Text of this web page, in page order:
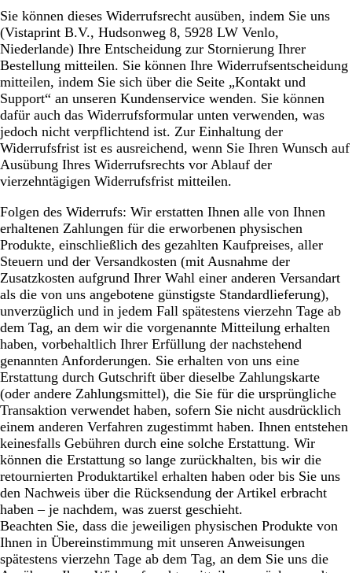
Sie können dieses Widerrufsrecht ausüben, indem Sie uns
(Vistaprint B.V., Hudsonweg 8, 5928 LW Venlo,
Niederlande) Ihre Entscheidung zur Stornierung Ihrer
Bestellung mitteilen. Sie können Ihre Widerrufsentscheidung
mitteilen, indem Sie sich über die Seite „Kontakt und
Support“ an unseren Kundenservice wenden. Sie können
dafür auch das Widerrufsformular unten verwenden, was
jedoch nicht verpflichtend ist. Zur Einhaltung der
Widerrufsfrist ist es ausreichend, wenn Sie Ihren Wunsch auf
Ausübung Ihres Widerrufsrechts vor Ablauf der
vierzehntägigen Widerrufsfrist mitteilen.
Folgen des Widerrufs: Wir erstatten Ihnen alle von Ihnen
erhaltenen Zahlungen für die erworbenen physischen
Produkte, einschließlich des gezahlten Kaufpreises, aller
Steuern und der Versandkosten (mit Ausnahme der
Zusatzkosten aufgrund Ihrer Wahl einer anderen Versandart
als die von uns angebotene günstigste Standardlieferung),
unverzüglich und in jedem Fall spätestens vierzehn Tage ab
dem Tag, an dem wir die vorgenannte Mitteilung erhalten
haben, vorbehaltlich Ihrer Erfüllung der nachstehend
genannten Anforderungen. Sie erhalten von uns eine
Erstattung durch Gutschrift über dieselbe Zahlungskarte
(oder andere Zahlungsmittel), die Sie für die ursprüngliche
Transaktion verwendet haben, sofern Sie nicht ausdrücklich
einem anderen Verfahren zugestimmt haben. Ihnen entstehen
keinesfalls Gebühren durch eine solche Erstattung. Wir
können die Erstattung so lange zurückhalten, bis wir die
retournierten Produktartikel erhalten haben oder bis Sie uns
den Nachweis über die Rücksendung der Artikel erbracht
haben – je nachdem, was zuerst geschieht.
Beachten Sie, dass die jeweiligen physischen Produkte von
Ihnen in Übereinstimmung mit unseren Anweisungen
spätestens vierzehn Tage ab dem Tag, an dem Sie uns die